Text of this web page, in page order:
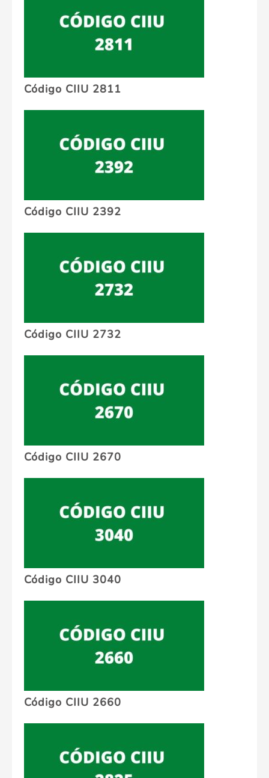
Código CIIU 2811
Código CIIU 2392
Código CIIU 2732
Código CIIU 2670
Código CIIU 3040
Código CIIU 2660